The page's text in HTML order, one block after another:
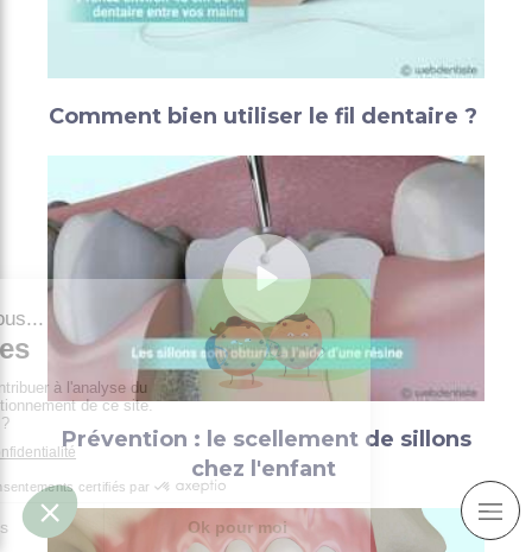
Comment bien utiliser le fil dentaire ?
Prévention : le scellement de sillons
chez l'enfant